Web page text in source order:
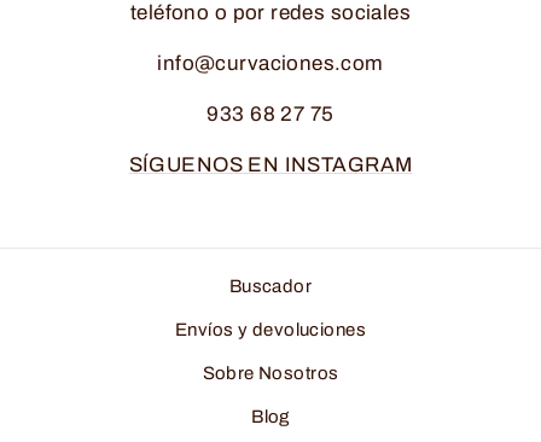
teléfono o por redes sociales
info@curvaciones.com
933 68 27 75
SÍGUENOS EN INSTAGRAM
Buscador
Envíos y devoluciones
Sobre Nosotros
Blog